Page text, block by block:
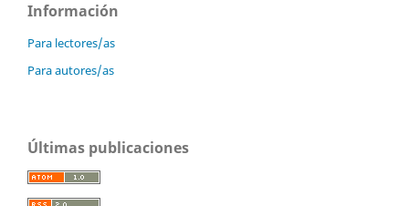
Información
Para lectores/as
Para autores/as
Últimas publicaciones